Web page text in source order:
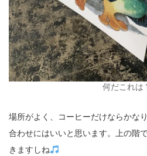
何だこれは
場所がよく、コーヒーだけならかな
合わせにはいいと思います。上の階
きますしね